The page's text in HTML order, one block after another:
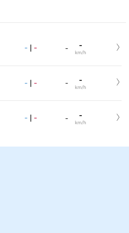
- | - - -
km/h
- | - - -
km/h
- | - - -
km/h